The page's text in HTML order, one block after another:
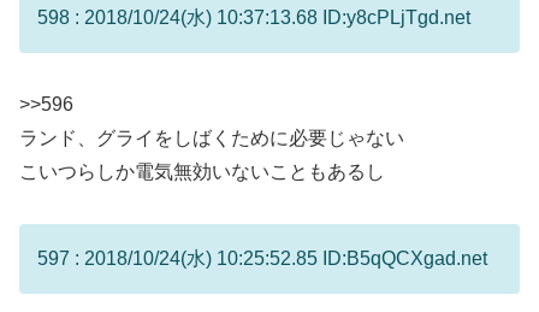
598 : 2018/10/24(水) 10:37:13.68 ID:y8cPLjTgd.net
>>596
ランド、グライをしばくために必要じゃない
こいつらしか電気無効いないこともあるし
597 : 2018/10/24(水) 10:25:52.85 ID:B5qQCXgad.net